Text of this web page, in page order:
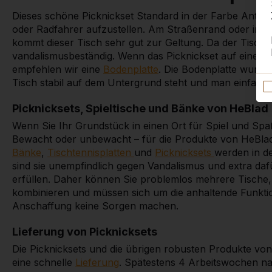
Dieses schöne Picknickset Standard in der Farbe
oder Radfahrer aufzustellen. Am Straßenrand oder in
kommt dieser Tisch sehr gut zur Geltung. Da der Tisch
vandalismusbeständig. Wenn das Picknickset auf
empfehlen wir eine Bodenplatte. Die Bodenplatte
Tisch stabil auf dem Untergrund steht und man
Picknicksets, Spieltische und Bänke von HeBlad
Wenn Sie Ihr Grundstück in einen Ort für Spiel und
Bewacht oder unbewacht – für die Produkte von
Bänke, Tischtennisplatten und Picknicksets werden in
sind sie unempfindlich gegen Vandalismus und extra
erfüllen. Daher können Sie problemlos mehrere
kombinieren und müssen sich um die anhaltende
Anschaffung keine Sorgen machen.
Lieferung von Picknicksets
Die Picknicksets und die übrigen robusten Produkte
eine schnelle Lieferung. Spätestens 4 Arbeitswochen